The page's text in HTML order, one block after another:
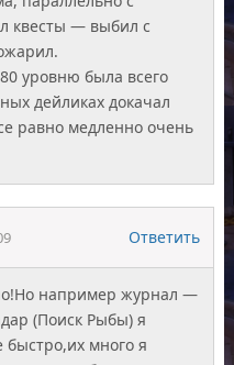
квесты — выбил с
уровню была всего
дейликах докачал
равно медленно очень
Ответить
например журнал —
(Поиск Рыбы) я
много я